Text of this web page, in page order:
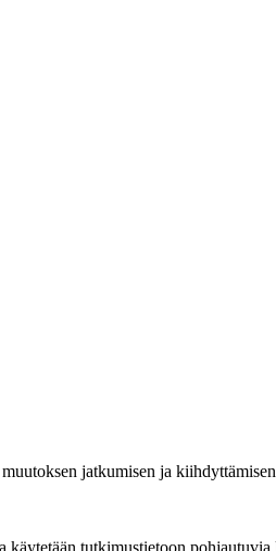
jatkumisen ja
käytetään tutkimustietoon pohjautuvia